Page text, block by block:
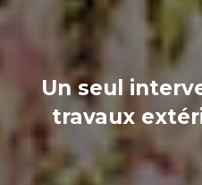
Un seul
travaux